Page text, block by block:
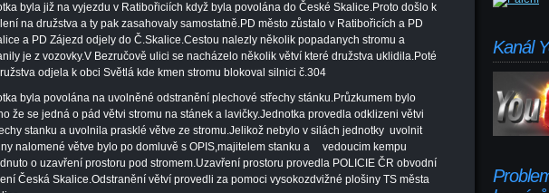
byla již na vyjezdu v Ratibořiciích když byla povolána do České Skalice.Proto došlo k
na družstva a ty pak zasahovaly samostatně.PD město zůstalo v Ratibořicích a PD
a PD Zájezd odjely do Č.Skalice.Cestou nalezly několik popadanych stromu a
je z vozovky.V Bezručově ulici se nacházelo několik větví které družstva uklidila.Poté
odjela k obci Světlá kde kmen stromu blokoval silnici č.304
byla povolána na uvolněné odstranění plechové střechy stánku.Průzkumem bylo
že se jedná o pád větvi stromu na stánek a lavičky.Jednotka provedla odklizeni větvi
stanku a uvolnila prasklé větve ze stromu.Jelikož nebylo v silách jednotky uvolnit
nalomené větve bylo po domluvě s OPIS,majitelem stanku a
vedoucim kempu
o uzavření prostoru pod stromem.Uzavření prostoru provedla POLICIE ČR obvodní
Česká Skalice.Odstranění větví provedli za pomoci vysokozdvižné plošiny TS města
Kanál